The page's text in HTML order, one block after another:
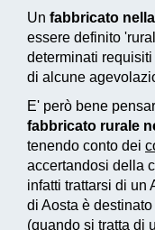
Un fabbricato
essere definito
determinati
di alcune
E' però bene
fabbricato rurale
tenendo conto dei
accertandosi della
infatti trattarsi di un
di Aosta è
(quando si tratta di